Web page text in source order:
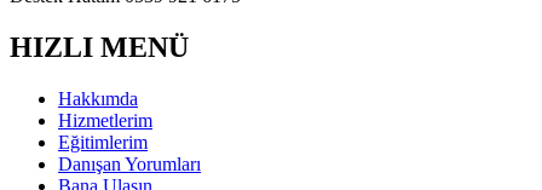
HIZLI MENÜ
Hakkımda
Hizmetlerim
Eğitimlerim
Danışan Yorumları
Bana Ulaşın